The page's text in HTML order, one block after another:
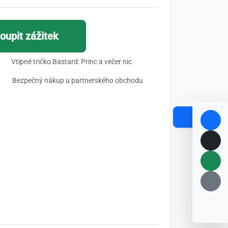
zážitek
Vtipné tričko Bastard: Princ a večer nic
Bezpečný nákup u partnerského obchodu